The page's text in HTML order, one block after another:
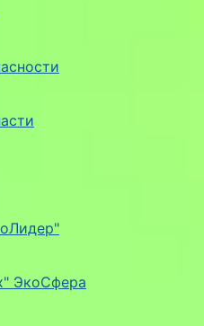
ЭкоСфера